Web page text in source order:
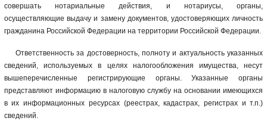
совершать нотариальные действия, и нотариусы, органы,
осуществляющие выдачу и замену документов, удостоверяющих личность
гражданина Российской Федерации на территории Российской Федерации.
Ответственность за достоверность, полноту и актуальность указанных
сведений, используемых в целях налогообложения имущества, несут
вышеперечисленные регистрирующие органы. Указанные органы
представляют информацию в налоговую службу на основании имеющихся
в их информационных ресурсах (реестрах, кадастрах, регистрах и т.п.)
сведений.